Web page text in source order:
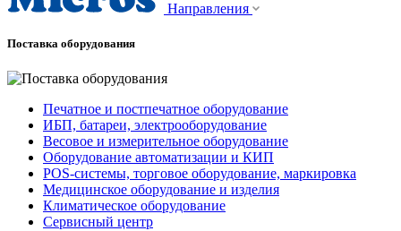
Направления
Поставка оборудования
Печатное и постпечатное оборудование
ИБП, батареи, электрооборудование
Весовое и измерительное оборудование
Оборудование автоматизации и КИП
POS-системы, торговое оборудование, маркировка
Медицинское оборудование и изделия
Климатическое оборудование
Сервисный центр